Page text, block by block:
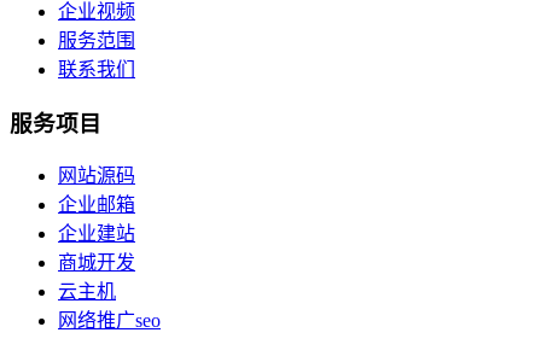
企业视频
服务范围
联系我们
服务项目
网站源码
企业邮箱
企业建站
商城开发
云主机
网络推广seo